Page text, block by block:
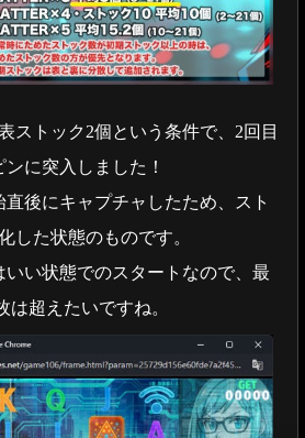
ストック2個という条件で、2回目
に突入しました！
直後にキャプチャしたため、スト
した状態のものです。
いい状態でのスタートなので、最
は超えたいですね。